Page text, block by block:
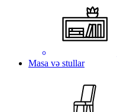
Masa və stullar